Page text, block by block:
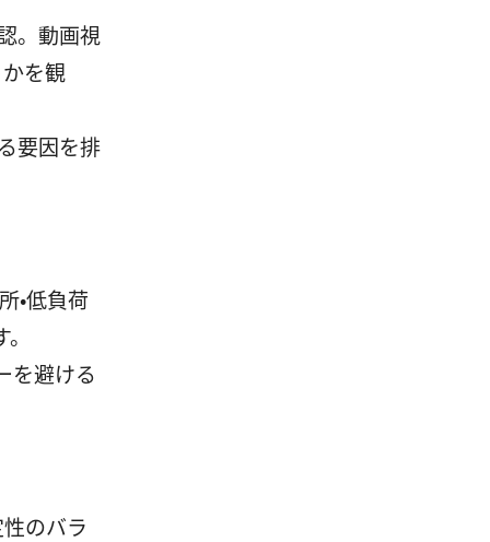
。動画視
を観
要因を排
・低負荷
を避ける
のバラ